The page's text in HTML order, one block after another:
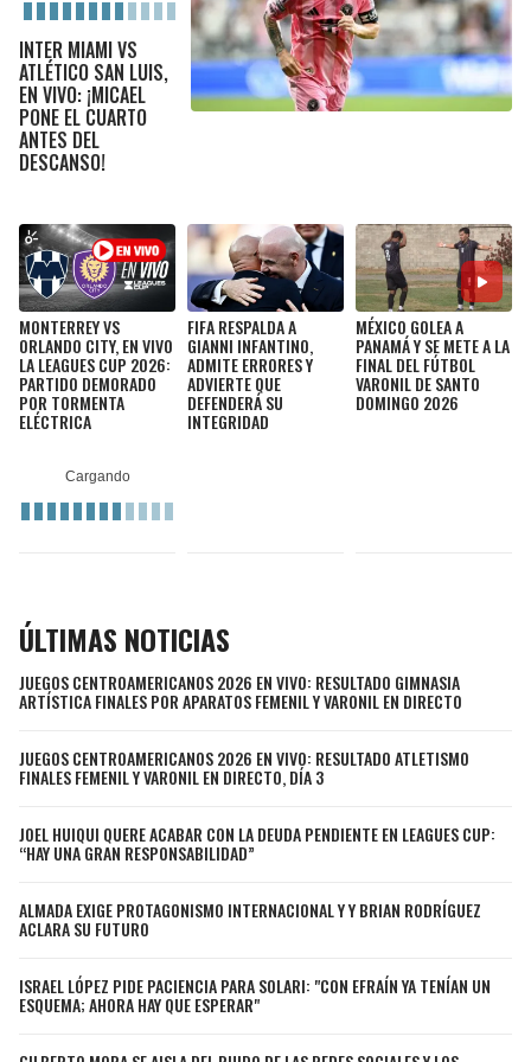
LIGA DE EXPANSIÓN MX
LEAGUES CUP
UEFA CONFERENCE LEAGUE
MLS
COPA LIBERTADORES
COPA SUDAMERICANA
LIGA BETPLAY
OTRAS LIGAS
RAIDERS
CHARGERS
BENGALS
BROWNS
STEELERS
TEXANS
COWBOYS
COMMANDERS
CARDINALS
RAMS
CAVALIERS
PISTONS
BUCKS
HAWKS
HORNETS
HEAT
CLIPPERS
KINGS
MAVERICKS
ROCKETS
INTER MIAMI VS
ATLÉTICO SAN LUIS,
EN VIVO: ¡MICAEL
PONE EL CUARTO
ANTES DEL
DESCANSO!
MONTERREY VS
ORLANDO CITY, EN VIVO
LA LEAGUES CUP 2026:
PARTIDO DEMORADO
POR TORMENTA
ELÉCTRICA
FIFA RESPALDA A
GIANNI INFANTINO,
ADMITE ERRORES Y
ADVIERTE QUE
DEFENDERÁ SU
INTEGRIDAD
MÉXICO GOLEA A
PANAMÁ Y SE METE A LA
FINAL DEL FÚTBOL
VARONIL DE SANTO
DOMINGO 2026
ÚLTIMAS NOTICIAS
JUEGOS CENTROAMERICANOS 2026 EN VIVO: RESULTADO GIMNASIA
ARTÍSTICA FINALES POR APARATOS FEMENIL Y VARONIL EN DIRECTO
JUEGOS CENTROAMERICANOS 2026 EN VIVO: RESULTADO ATLETISMO
FINALES FEMENIL Y VARONIL EN DIRECTO, DÍA 3
JOEL HUIQUI QUERE ACABAR CON LA DEUDA PENDIENTE EN LEAGUES CUP:
“HAY UNA GRAN RESPONSABILIDAD”
ALMADA EXIGE PROTAGONISMO INTERNACIONAL Y Y BRIAN RODRÍGUEZ
ACLARA SU FUTURO
ISRAEL LÓPEZ PIDE PACIENCIA PARA SOLARI: "CON EFRAÍN YA TENÍAN UN
ESQUEMA; AHORA HAY QUE ESPERAR"